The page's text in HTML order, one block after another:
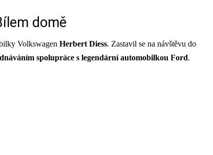
domě
Volkswagen Herbert Diess. Zastavil se na návštěvu do
spolupráce s legendární automobilkou Ford.